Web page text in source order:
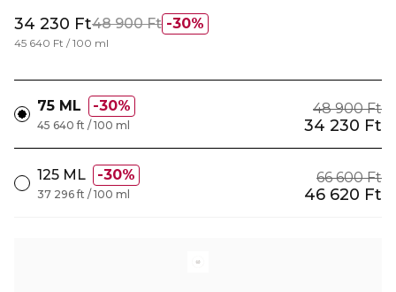
30%
34 230 Ft48 900 Ft
45 640 Ft / 100 ml
75 ML 30% 48 900 Ft
34 230 Ft
45 640 ft / 100 ml
125 ML 30% 66 600 Ft
46 620 Ft
37 296 ft / 100 ml